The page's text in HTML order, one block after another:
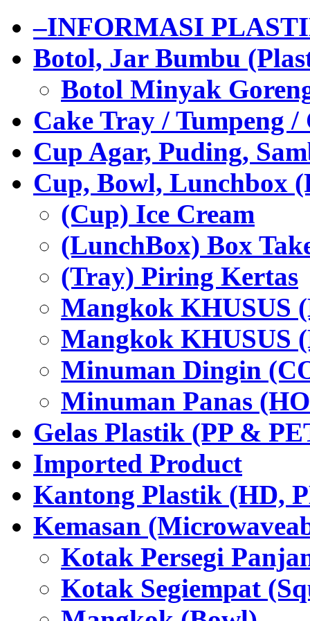
–INFORMASI
Botol, Jar Bumbu
Botol Minyak
Cake Tray / Tumpeng /
Cup Agar, Puding,
Cup, Bowl, Lunchbox
(Cup) Ice Cream
(LunchBox) Box
(Tray) Piring Kertas
Mangkok KHUSUS
Mangkok KHUSUS
Minuman Dingin
Minuman Panas
Gelas Plastik (PP &
Imported Product
Kantong Plastik (HD,
Kemasan
Kotak Persegi
Kotak Segiempat